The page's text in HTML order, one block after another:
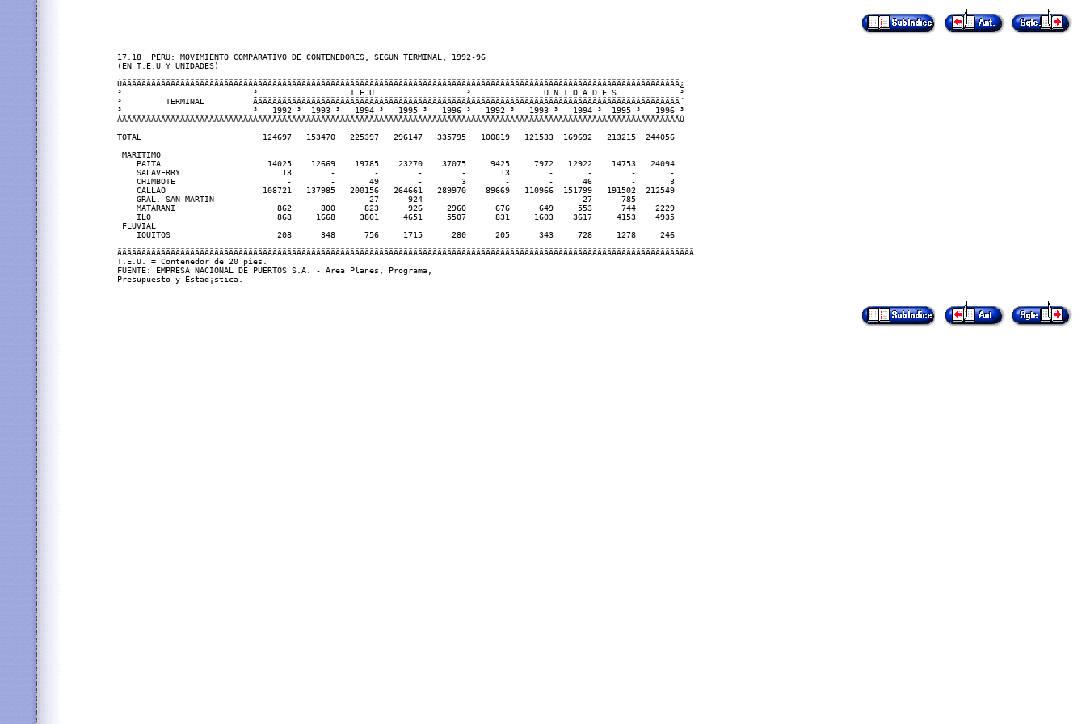
17.18  PERU: MOVIMIENTO COMPARATIVO DE CONTENEDORES, SEGUN TERMINAL, 1992-96
(EN T.E.U Y UNIDADES)
ÚÄÄÄÄÄÄÄÄÄÄÄÄÄÄÄÄÄÄÄÄÄÄÄÄÄÄÄÂÄÄÄÄÄÄÄÄÄÄÄÄÄÄÄÄÄÄÄÄÄÄÄÄÄÄÄÄÄÄÄÄÄÄÄÄÄÄÄÄÄÄÄÂÄÄÄÄÄÄÄÄÄÄÄÄÄÄÄÄÄÄÄÄÄÄÄÄÄÄÄÄÄÄÄÄÄÄÄÄÄÄÄÄÄÄÄ¿
³                           ³                   T.E.U.                  ³               U N I D A D E S             ³
³         TERMINAL          ÃÄÄÄÄÄÄÄÄÂÄÄÄÄÄÄÄÂÄÄÄÄÄÄÄÄÂÄÄÄÄÄÄÄÄÂÄÄÄÄÄÄÄÄÅÄÄÄÄÄÄÄÄÂÄÄÄÄÄÄÄÄÂÄÄÄÄÄÄÄÄÂÄÄÄÄÄÄÄÂÄÄÄÄÄÄÄÄ´
³                           ³   1992 ³  1993 ³   1994 ³   1995 ³   1996 ³   1992 ³   1993 ³   1994 ³  1995 ³   1996 ³
ÀÄÄÄÄÄÄÄÄÄÄÄÄÄÄÄÄÄÄÄÄÄÄÄÄÄÄÄÁÄÄÄÄÄÄÄÄÁÄÄÄÄÄÄÄÁÄÄÄÄÄÄÄÄÁÄÄÄÄÄÄÄÄÁÄÄÄÄÄÄÄÄÁÄÄÄÄÄÄÄÄÁÄÄÄÄÄÄÄÄÁÄÄÄÄÄÄÄÄÁÄÄÄÄÄÄÄÁÄÄÄÄÄÄÄÄÙ
TOTAL                         124697   153470   225397   296147   335795   100819   121533  169692   213215  244056
MARITIMO
    PAITA                      14025    12669    19785    23270    37075     9425     7972   12922    14753   24094
    SALAVERRY                     13        -        -        -        -       13        -       -        -       -
    CHIMBOTE                       -        -       49        -        3        -        -      46        -       3
    CALLAO                    108721   137985   200156   264661   289970    89669   110966  151799   191502  212549
    GRAL. SAN MARTIN               -        -       27      924        -        -        -      27      785       -
    MATARANI                     862      800      823      926     2960      676      649     553      744    2229
    ILO                          868     1668     3801     4651     5507      831     1603    3617     4153    4935
FLUVIAL
    IQUITOS                      208      348      756     1715      280      205      343     728     1278     246
ÄÄÄÄÄÄÄÄÄÄÄÄÄÄÄÄÄÄÄÄÄÄÄÄÄÄÄÄÄÄÄÄÄÄÄÄÄÄÄÄÄÄÄÄÄÄÄÄÄÄÄÄÄÄÄÄÄÄÄÄÄÄÄÄÄÄÄÄÄÄÄÄÄÄÄÄÄÄÄÄÄÄÄÄÄÄÄÄÄÄÄÄÄÄÄÄÄÄÄÄÄÄÄÄÄÄÄÄÄÄÄÄÄÄÄÄÄÄÄ
T.E.U. = Contenedor de 20 pies.
FUENTE: EMPRESA NACIONAL DE PUERTOS S.A. - Area Planes, Programa,